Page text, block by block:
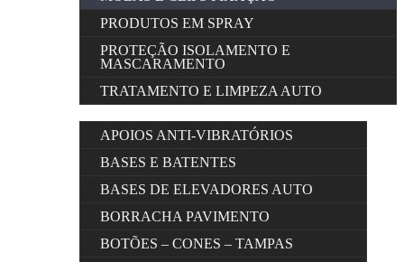
PRODUTOS EM SPRAY
PROTEÇÃO ISOLAMENTO E
MASCARAMENTO
TRATAMENTO E LIMPEZA AUTO
APOIOS ANTI-VIBRATÓRIOS
BASES E BATENTES
BASES DE ELEVADORES AUTO
BORRACHA PAVIMENTO
BOTÕES – CONES – TAMPAS